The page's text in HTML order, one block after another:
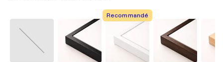
Recommandé